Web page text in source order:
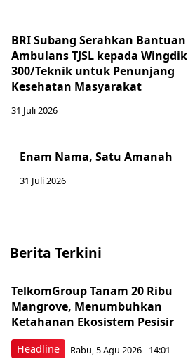
BRI Subang Serahkan Bantuan
Ambulans TJSL kepada Wingdik
300/Teknik untuk Penunjang
Kesehatan Masyarakat ​
31 Juli 2026
Enam Nama, Satu Amanah
31 Juli 2026
Berita Terkini
Headline
TelkomGroup Tanam 20 Ribu
Mangrove, Menumbuhkan
Ketahanan Ekosistem Pesisir
Rabu, 5 Agu 2026 - 14:01